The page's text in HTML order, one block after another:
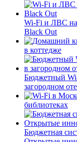
Wi-Fi и ЛВС на
Black Out
в коттедже
Бюджетный
загородном
библиотеках
Бюджетная